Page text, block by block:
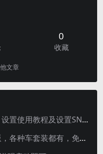
0
收藏
文章
VSOL V2802RH 2.5g光猫 设置使用教程及设置SN教程-附带稳定固件使用手册等
[端游] QQ飞车端游单机版，各种车套装都有，免虚拟机